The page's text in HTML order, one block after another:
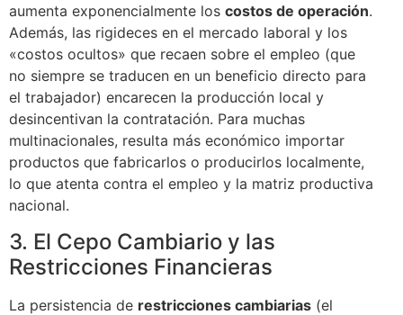
aumenta exponencialmente los costos de operación.
Además, las rigideces en el mercado laboral y los
«costos ocultos» que recaen sobre el empleo (que
no siempre se traducen en un beneficio directo para
el trabajador) encarecen la producción local y
desincentivan la contratación. Para muchas
multinacionales, resulta más económico importar
productos que fabricarlos o producirlos localmente,
lo que atenta contra el empleo y la matriz productiva
nacional.
3. El Cepo Cambiario y las
Restricciones Financieras
La persistencia de restricciones cambiarias (el